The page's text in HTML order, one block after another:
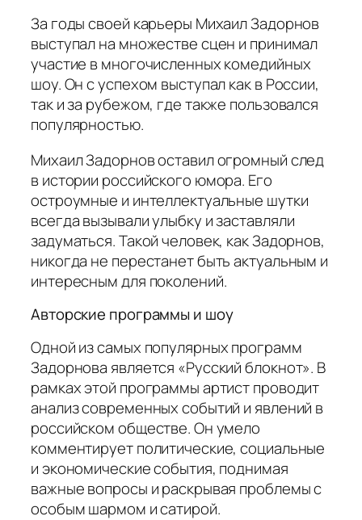
За годы своей карьеры Михаил Задорнов
выступал на множестве сцен и принимал
участие в многочисленных комедийных
шоу. Он с успехом выступал как в России,
так и за рубежом, где также пользовался
популярностью.
Михаил Задорнов оставил огромный след
в истории российского юмора. Его
остроумные и интеллектуальные шутки
всегда вызывали улыбку и заставляли
задуматься. Такой человек, как Задорнов,
никогда не перестанет быть актуальным и
интересным для поколений.
Авторские программы и шоу
Одной из самых популярных программ
Задорнова является «Русский блокнот». В
рамках этой программы артист проводит
анализ современных событий и явлений в
российском обществе. Он умело
комментирует политические, социальные
и экономические события, поднимая
важные вопросы и раскрывая проблемы с
особым шармом и сатирой.